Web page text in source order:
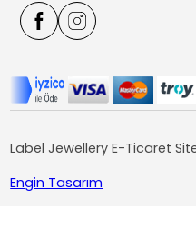
Label Jewellery E-Ticaret
Engin Tasarım